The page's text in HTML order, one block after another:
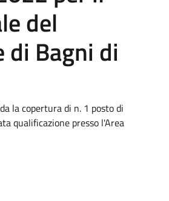
del
di Bagni di
la copertura di n. 1 posto di
qualificazione presso l'Area